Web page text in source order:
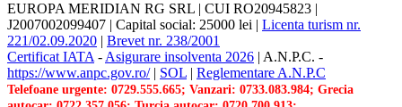
EUROPA MERIDIAN RG SRL | CUI RO20945823 |
J2007002099407 | Capital social: 25000 lei | Licenta turism nr.
221/02.09.2020 | Brevet nr. 238/2001
Certificat IATA - Asigurare insolventa 2026 | A.N.P.C. -
https://www.anpc.gov.ro/| SOL | Reglementare A.N.P.C
Telefoane urgente: 0729.555.665; Vanzari: 0733.083.984; Grecia